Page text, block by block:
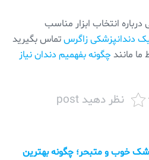
انتخاب ابزار مناسب
دندانپزشکی زاگرستماس بگیرید
ما مانند چگونه بفهمیم دندان نیاز
نظر دهید post
خوب و متبحر؛ چگونه بهترین